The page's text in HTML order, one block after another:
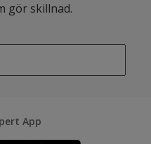
gör skillnad.
App